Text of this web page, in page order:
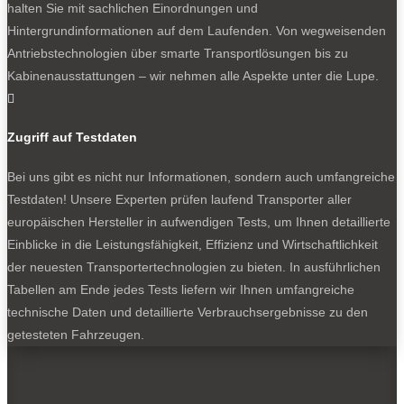
Größen.
Der Laderaum nimmt zwischen 9,4 und 13 Kubikmeter
Fracht auf und liegt lediglich 520 Millimeter oberhalb der
Fahrbahn. Ungewöhnlich ist der Verzicht auf eine
und der Schiebetür – diese Idee hatte vor Jahren Renault
Trennwand. In der Hinterhand ist sogar noch eine sehr
kompakte Ausführung des SV mit 4,99 Meter Länge und
lediglich 1,98 Meter Höhe – doch da parkt besser der
Farizon V7E.
Das Leergewicht soll sich je nach Variante zwischen
rund 2,2 und 2,4 Tonnen bewegen, daraus resultiert eine
Nutzlast von 1,1 bis 1,3 Tonnen, für einen E-Transporter
halten Sie mit sachlichen Einordnungen und
Hintergrundinformationen auf dem Laufenden. Von wegweisenden
Antriebstechnologien über smarte Transportlösungen bis zu
Kabinenausstattungen – wir nehmen alle Aspekte unter die Lupe.

Zugriff auf Testdaten
Bei uns gibt es nicht nur Informationen, sondern auch umfangreiche
Testdaten! Unsere Experten prüfen laufend Transporter aller
europäischen Hersteller in aufwendigen Tests, um Ihnen detaillierte
Einblicke in die Leistungsfähigkeit, Effizienz und Wirtschaftlichkeit
der neuesten Transportertechnologien zu bieten. In ausführlichen
Tabellen am Ende jedes Tests liefern wir Ihnen umfangreiche
technische Daten und detaillierte Verbrauchsergebnisse zu den
getesteten Fahrzeugen.